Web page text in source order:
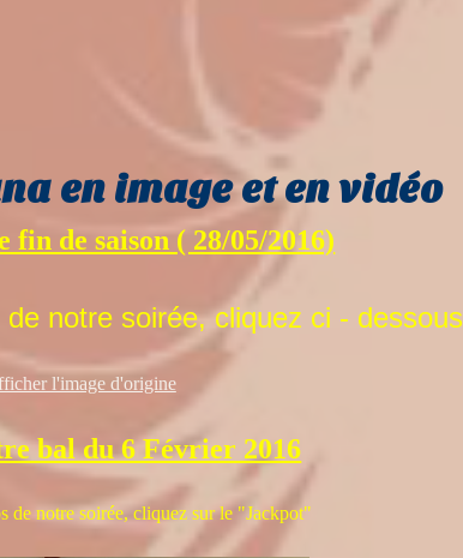
en image et en vidéo
fin de saison ( 28/05/2016)
notre soirée, cliquez ci - dessous
bal du 6 Février 2016
de notre soirée, cliquez sur le "Jackpot"